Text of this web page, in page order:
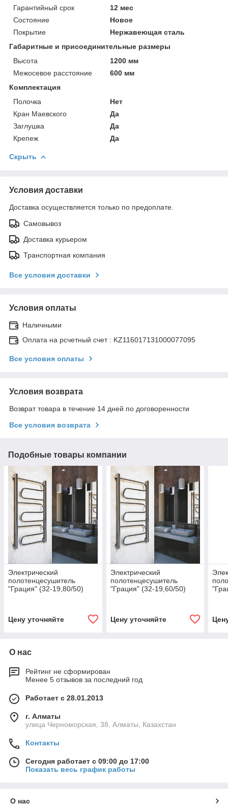
Гарантийный срок
12 мес
Состояние
Новое
Покрытие
Нержавеющая сталь
Габаритные и присоединительные размеры
Высота
1200 мм
Межосевое расстояние
600 мм
Комплектация
Полочка
Нет
Кран Маевского
Да
Заглушка
Да
Крепеж
Да
Скрыть
Условия доставки
Доставка осуществляется только по предоплате.
Самовывоз
Доставка курьером
Транспортная компания
Все условия доставки
Условия оплаты
Наличными
Оплата на рсчетный счет : KZ116017131000077095
Все условия оплаты
Условия возврата
Возврат товара в течение 14 дней по договоренности
Все условия возврата
Подобные товары компании
Электрический
полотенцесушитель
"Грация" (32-19,80/50)
Цену уточняйте
Электрический
полотенцесушитель
"Грация" (32-19,60/50)
Цену уточняйте
О нас
Рейтинг не сформирован
Менее 5 отзывов за последний год
Работает с 28.01.2013
г. Алматы
улица Черноморская, 38, Алматы, Казахстан
Контакты
Сегодня работает с 09:00 до 17:00
Показать весь график работы
О нас